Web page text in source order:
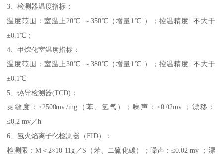
3、检测器温度指标：
温度范围：室温上20℃ ～350℃（增量1℃ ）；控温精度: 不大于
±0.1℃；
4、甲烷化室温度指标：
温度范围：室温上30℃ ～380℃（增量1℃ ）；控温精度: 不大于
±0.1℃
5、热导检测器(TCD)：
灵敏度：≥2500mv./mg（苯、氢气）；噪声：≤0.02mv ；漂移：
≤0.2 mv／h
6、氢火焰离子化检测器（FID）：
检测限：M＜2×10-11g／S（苯、二硫化碳）；噪声：≤0.02 mv ；漂